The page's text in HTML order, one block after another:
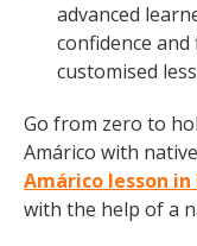
advanced
confidence
customised
Go from zero to
Amárico with
Amárico lesson
with the help of a